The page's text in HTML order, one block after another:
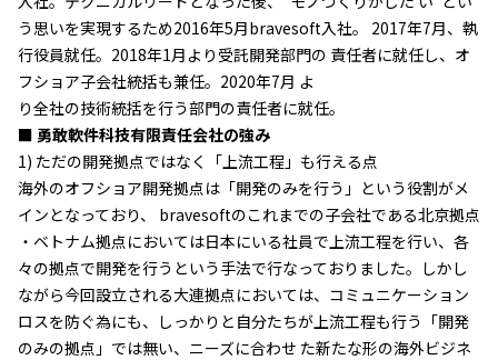
う思いを実現するため2016年5月bravesoft入社。 2017年7月、執
行役員就任。2018年1月より受託開発部門の 責任者に就任し、オ
フショア子会社統括も兼任。2020年7月 よ
り全社の技術統括を行う部門の責任者に就任。
■ 勇敢軟件科技有限責任会社の強み
1) ただの開発拠点ではなく「上流工程」も行える点
海外のオフショア開発拠点は「開発のみを行う」という役割がメ
インとなっており、 bravesoftのこれまでの子会社である北京拠点
・ベトナム拠点においては日本にいる社員で上流工程を行い、各
々の拠点で開発を行うという手法で行なっておりました。しかし
ながら今回設立される大連拠点においては、コミュニケーション
ロスを防ぐ為にも、しっかりと自分たちが上流工程も行う「開発
のみの拠点」では無い、ニーズに合わせ た新たな形の海外ビジネ